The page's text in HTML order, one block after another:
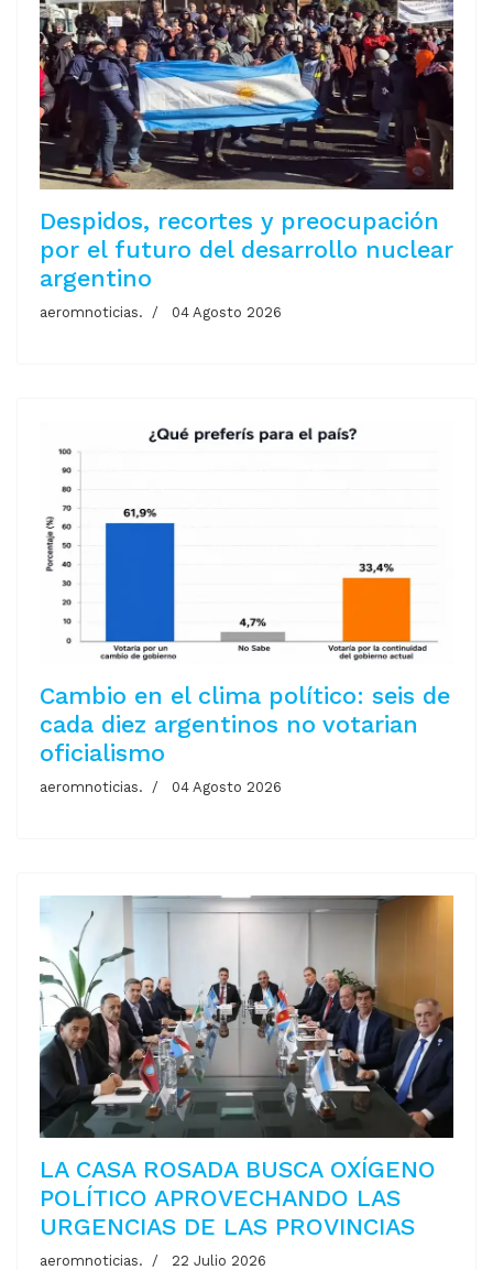
Despidos, recortes y preocupación
por el futuro del desarrollo nuclear
argentino
aeromnoticias. 04 Agosto 2026
Cambio en el clima político: seis de
cada diez argentinos no votarian
oficialismo
aeromnoticias. 04 Agosto 2026
LA CASA ROSADA BUSCA OXÍGENO
POLÍTICO APROVECHANDO LAS
URGENCIAS DE LAS PROVINCIAS
aeromnoticias. 22 Julio 2026